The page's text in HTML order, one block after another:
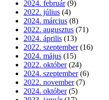
2024. február (9)
2022. július (4)
2024. március (8)
2022. augusztus (71)
2024. április (13)
2022. szeptember (16)
2024. május (15)
2022. október (24)
2024. szeptember (6)
2022. november (7)
2024. október (5)